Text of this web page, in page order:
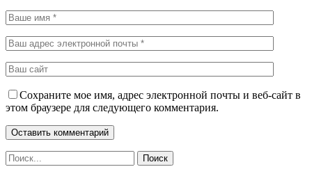
Сохраните мое имя, адрес электронной почты и веб-сайт в
этом браузере для следующего комментария.